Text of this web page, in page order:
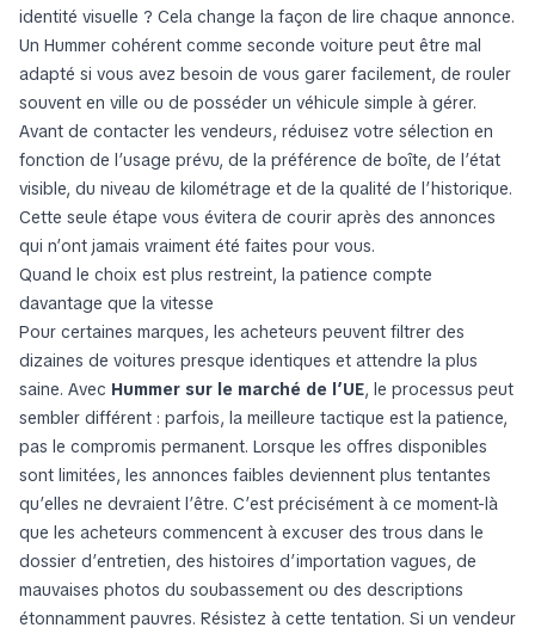
identité visuelle ? Cela change la façon de lire chaque annonce.
Un Hummer cohérent comme seconde voiture peut être mal
adapté si vous avez besoin de vous garer facilement, de rouler
souvent en ville ou de posséder un véhicule simple à gérer.
Avant de contacter les vendeurs, réduisez votre sélection en
fonction de l’usage prévu, de la préférence de boîte, de l’état
visible, du niveau de kilométrage et de la qualité de l’historique.
Cette seule étape vous évitera de courir après des annonces
qui n’ont jamais vraiment été faites pour vous.
Quand le choix est plus restreint, la patience compte
davantage que la vitesse
Pour certaines marques, les acheteurs peuvent filtrer des
dizaines de voitures presque identiques et attendre la plus
saine. Avec Hummer sur le marché de l’UE, le processus peut
sembler différent : parfois, la meilleure tactique est la patience,
pas le compromis permanent. Lorsque les offres disponibles
sont limitées, les annonces faibles deviennent plus tentantes
qu’elles ne devraient l’être. C’est précisément à ce moment-là
que les acheteurs commencent à excuser des trous dans le
dossier d’entretien, des histoires d’importation vagues, de
mauvaises photos du soubassement ou des descriptions
étonnamment pauvres. Résistez à cette tentation. Si un vendeur